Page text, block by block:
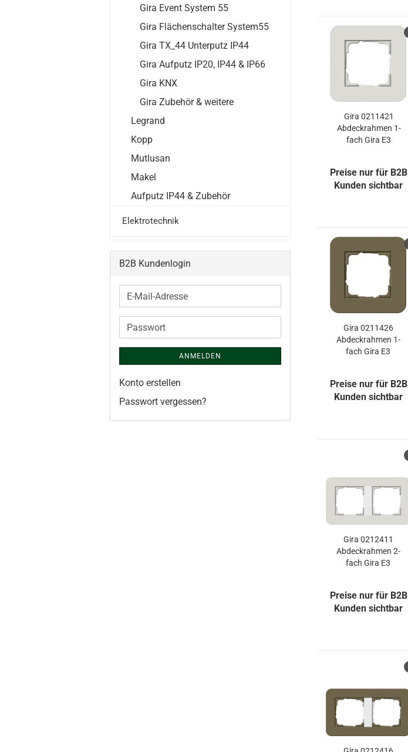
Gira 0211421
Abdeckrahmen 1-
fach Gira E3
Preise nur für B2B
Kunden sichtbar
Gira 0211426
Abdeckrahmen 1-
fach Gira E3
Preise nur für B2B
Kunden sichtbar
Gira 0212411
Abdeckrahmen 2-
fach Gira E3
Preise nur für B2B
Kunden sichtbar
Gira Event System 55
Gira Flächenschalter System55
Gira TX_44 Unterputz IP44
Gira Aufputz IP20, IP44 & IP66
Gira KNX
Gira Zubehör & weitere
Legrand
Kopp
Mutlusan
Makel
Aufputz IP44 & Zubehör
Elektrotechnik
B2B Kundenlogin
E-
Mail-
Adresse
Passwort
ANMELDEN
Konto erstellen
Passwort vergessen?